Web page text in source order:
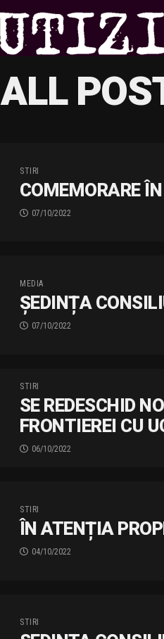
ALL
STIRI
COMEMORARE
07/10/2022
MEDIA
ȘEDINȚA
07/10/2022
STIRI
SE REDESCHID
FRONTIEREI CU
06/10/2022
STIRI
ÎN ATENȚIA
04/10/2022
STIRI